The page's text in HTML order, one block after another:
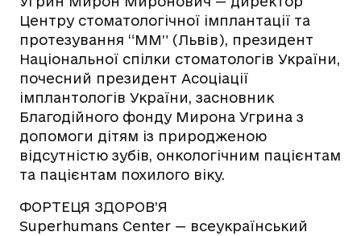
Центру стоматологічної імплантації та
протезування “ММ” (Львів), президент
Національної спілки стоматологів України,
почесний президент Асоціації
імплантологів України, засновник
Благодійного фонду Мирона Угрина з
допомоги дітям із природженою
відсутністю зубів, онкологічним пацієнтам
та пацієнтам похилого віку.
ФОРТЕЦЯ ЗДОРОВ’Я
Superhumans Center — всеукраїнський